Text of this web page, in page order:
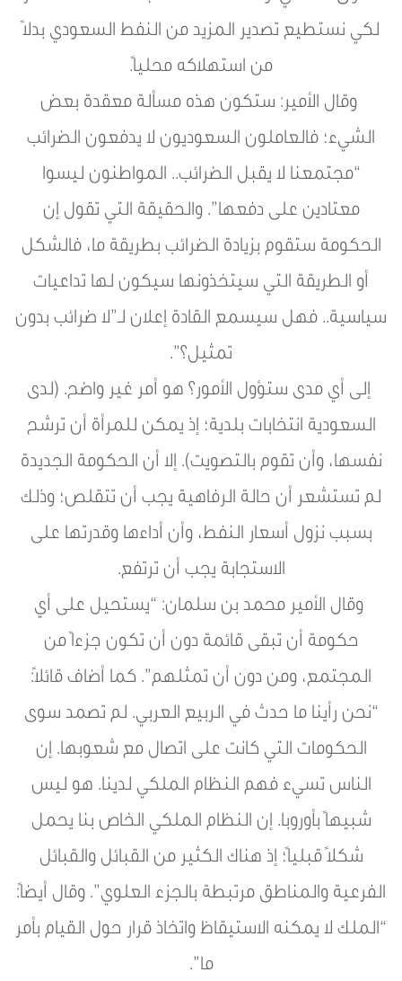
لكي نستطيع تصدير المزيد من النفط السعودي بدلاً
من استهلاكه محلياً.
وقال الأمير: ستكون هذه مسألة معقدة بعض
الشيء؛ فالعاملون السعوديون لا يدفعون الضرائب
“مجتمعنا لا يقبل الضرائب.. المواطنون ليسوا
معتادين على دفعها”. والحقيقة التي تقول إن
الحكومة ستقوم بزيادة الضرائب بطريقة ما، فالشكل
أو الطريقة التي سيتخذونها سيكون لها تداعيات
سياسية.. فهل سيسمع القادة إعلان لـ”لا ضرائب بدون
تمثيل؟”.
إلى أي مدى ستؤول الأمور؟ هو أمر غير واضح. (لدى
السعودية انتخابات بلدية؛ إذ يمكن للمرأة أن ترشح
نفسها، وأن تقوم بالتصويت). إلا أن الحكومة الجديدة
لم تستشعر أن حالة الرفاهية يجب أن تتقلص؛ وذلك
بسبب نزول أسعار النفط، وأن أداءها وقدرتها على
الاستجابة يجب أن ترتفع.
وقال الأمير محمد بن سلمان: “يستحيل على أي
حكومة أن تبقى قائمة دون أن تكون جزءاً من
المجتمع، ومن دون أن تمثلهم”. كما أضاف قائلاً:
“نحن رأينا ما حدث في الربيع العربي. لم تصمد سوى
الحكومات التي كانت على اتصال مع شعوبها. إن
الناس تسيء فهم النظام الملكي لدينا. هو ليس
شبيهاً بأوروبا. إن النظام الملكي الخاص بنا يحمل
شكلاً قبلياً؛ إذ هناك الكثير من القبائل والقبائل
الفرعية والمناطق مرتبطة بالجزء العلوي”. وقال أيضاً:
“الملك لا يمكنه الاستيقاظ واتخاذ قرار حول القيام بأمر
ما”.